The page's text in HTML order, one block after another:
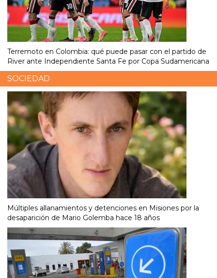
Terremoto en Colombia: qué puede pasar con el partido de
River ante Independiente Santa Fe por Copa Sudamericana
SOCIEDAD
Múltiples allanamientos y detenciones en Misiones por la
desaparición de Mario Golemba hace 18 años